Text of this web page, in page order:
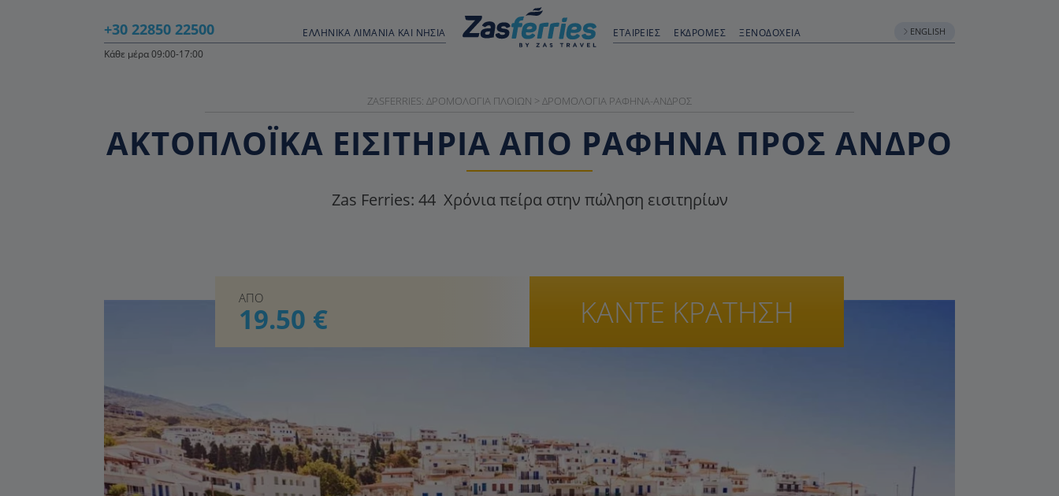
+30 22850 22500 ΕΛΛΗΝΙΚΆ ΛΙΜΆΝΙΑ ΚΑΙ ΝΗΣΙΆ ΕΤΑΙΡΕΙΕΣ ΕΚΔΡΟΜΈΣ ΞΕΝΟΔΟΧΕΊΑ ENGLISH
Κάθε μέρα 09:00-17:00
ZASFERRIES: ΔΡΟΜΟΛΌΓΙΑ ΠΛΟΊΩΝ > ΔΡΟΜΟΛΌΓΙΑ ΡΑΦΉΝΑ-ΆΝΔΡΟΣ
ΑΚΤΟΠΛΟΪΚΑ ΕΙΣΙΤΉΡΙΑ ΑΠΌ ΡΑΦΉΝΑ ΠΡΟΣ ΆΝΔΡΟ
Zas Ferries: 44Χρόνια πείρα στην πώληση εισιτηρίων
ΑΠΟ
19.50 € ΚΑΝΤΕ ΚΡΑΤΗΣΗ